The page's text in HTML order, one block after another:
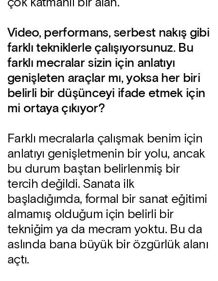
Video, performans, serbest nakış gibi
farklı tekniklerle çalışıyorsunuz. Bu
farklı mecralar sizin için anlatıyı
genişleten araçlar mı, yoksa her biri
belirli bir düşünceyi ifade etmek için
mi ortaya çıkıyor?
Farklı mecralarla çalışmak benim için
anlatıyı genişletmenin bir yolu, ancak
bu durum baştan belirlenmiş bir
tercih değildi. Sanata ilk
başladığımda, formal bir sanat eğitimi
almamış olduğum için belirli bir
tekniğim ya da mecram yoktu. Bu da
aslında bana büyük bir özgürlük alanı
açtı.